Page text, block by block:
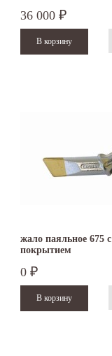
36 000 ₽
жало паяльное 675 с
покрытием
0 ₽